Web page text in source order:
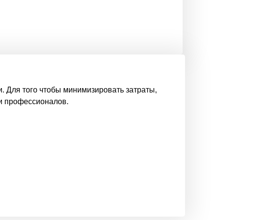
того чтобы минимизировать затраты,
профессионалов.